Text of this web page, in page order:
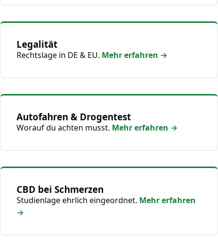
Legalität
Rechtslage in DE & EU. Mehr erfahren →
Autofahren & Drogentest
Worauf du achten musst. Mehr erfahren →
CBD bei Schmerzen
Studienlage ehrlich eingeordnet. Mehr erfahren
→